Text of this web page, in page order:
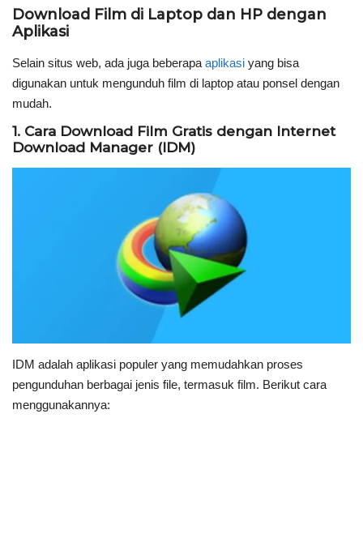
Download Film di Laptop dan HP dengan
Aplikasi
Selain situs web, ada juga beberapa aplikasi yang bisa
digunakan untuk mengunduh film di laptop atau ponsel dengan
mudah.
1. Cara Download Film Gratis dengan Internet
Download Manager (IDM)
IDM adalah aplikasi populer yang memudahkan proses
pengunduhan berbagai jenis file, termasuk film. Berikut cara
menggunakannya: